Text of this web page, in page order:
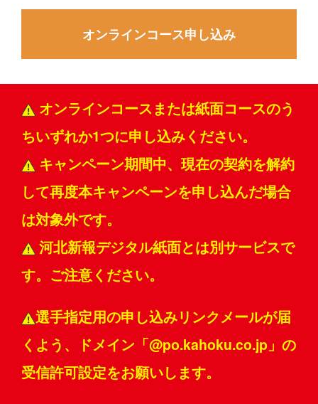
オンラインコース申し込み
オンラインコースまたは紙面コースのう
ちいずれか1つに申し込みください。
キャンペーン期間中、現在の契約を解約
して再度本キャンペーンを申し込んだ場合
は対象外です。
河北新報デジタル紙面とは別サービスで
す。ご注意ください。
選手指定用の申し込みリンクメールが届
くよう、ドメイン「@po.kahoku.co.jp」の
受信許可設定をお願いします。